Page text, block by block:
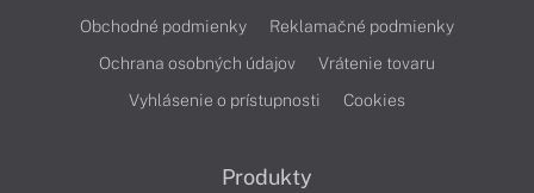
Obchodné podmienky
Reklamačné podmienky
Ochrana osobných údajov
Vrátenie tovaru
Vyhlásenie o prístupnosti
Cookies
Produkty